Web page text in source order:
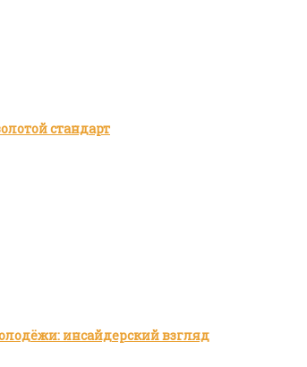
стандарт
инсайдерский взгляд